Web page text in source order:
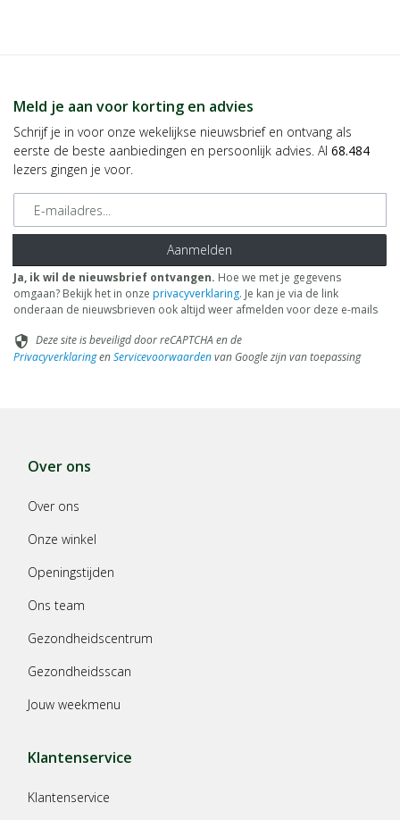
Meld je aan voor korting en advies
Schrijf je in voor onze wekelijkse nieuwsbrief en ontvang als
eerste de beste aanbiedingen en persoonlijk advies. Al 68.484
lezers gingen je voor.
E-mailadres
Aanmelden
Ja, ik wil de nieuwsbrief ontvangen. Hoe we met je gegevens
omgaan? Bekijk het in onze privacyverklaring. Je kan je via de link
onderaan de nieuwsbrieven ook altijd weer afmelden voor deze e-mails
security Deze site is beveiligd door reCAPTCHA en de
PrivacyverklaringenServicevoorwaardenvan Google zijn van toepassing
Over ons
Over ons
Onze winkel
Openingstijden
Ons team
Gezondheidscentrum
Gezondheidsscan
Jouw weekmenu
Klantenservice
Klantenservice